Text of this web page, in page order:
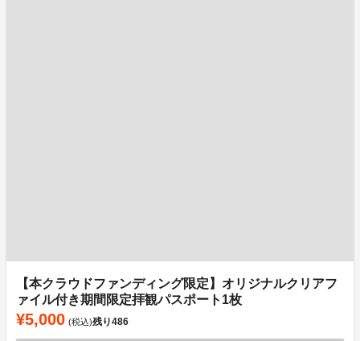
【本クラウドファンディング限定】オリジナルクリアフ
ァイル付き期間限定拝観パスポート1枚
¥5,000 (税込)残り486